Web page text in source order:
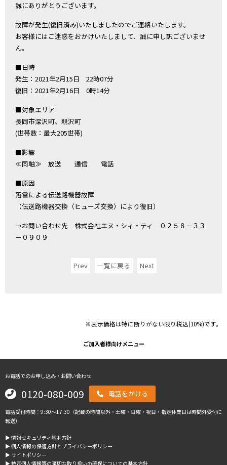
誠にありがとうございます。
故障が発生(復旧済み)いたしましたのでご連絡いたします。
お客様にはご迷惑をおかけいたしまして、誠に申し訳ございませ
ん。
■日時
発生：2021年2月15日 22時07分
復旧：2021年2月16日 0時14分
■対象エリア
長岡市深沢町、親沢町
(世帯数：最大205世帯)
■影響
≪同軸≫ 放送 通信 電話
■原因
落雷による伝送路機器故障
（伝送路機器交換（ヒューズ交換）により復旧）
→お問い合わせ先 株式会社エヌ・シィ・ティ ０２５８－３３
－０９０９
Prev 一覧に戻る Next
※表示価格は特に断りがない限り税込(10%)です。
ご加入者様向けメニュー
お電話でのお申し込み・お問い合わせ
0120-080-009 電話をかける
電話受付時間：9:30～17:30（記載の時間以外・土曜・日曜・祝日・指定休業日は時間外受付に
転送）
▶︎ 情報セキュリティ基本方針
▶︎ 個人情報の保護方針とプライバシーポリシー
▶︎ サイトポリシー
▶︎ 特定個人情報等の適切な取り扱いの確保についての基本方針